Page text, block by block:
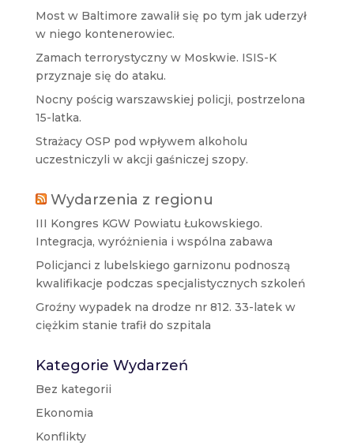
Most w Baltimore zawalił się po tym jak uderzył
w niego kontenerowiec.
Zamach terrorystyczny w Moskwie. ISIS-K
przyznaje się do ataku.
Nocny pościg warszawskiej policji, postrzelona
15-latka.
Strażacy OSP pod wpływem alkoholu
uczestniczyli w akcji gaśniczej szopy.
Wydarzenia z regionu
III Kongres KGW Powiatu Łukowskiego.
Integracja, wyróżnienia i wspólna zabawa
Policjanci z lubelskiego garnizonu podnoszą
kwalifikacje podczas specjalistycznych szkoleń
Groźny wypadek na drodze nr 812. 33-latek w
ciężkim stanie trafił do szpitala
Kategorie Wydarzeń
Bez kategorii
Ekonomia
Konflikty